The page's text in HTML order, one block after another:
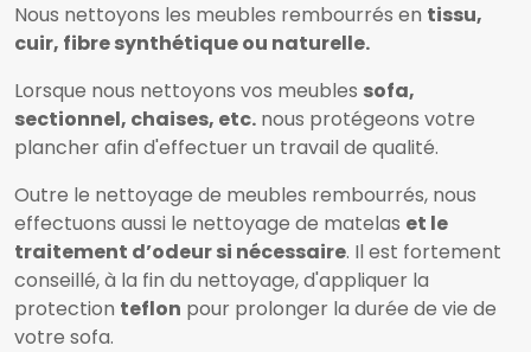
Nous nettoyons les meubles rembourrés en tissu,
cuir, fibre synthétique ou naturelle.
Lorsque nous nettoyons vos meubles sofa,
sectionnel, chaises, etc. nous protégeons votre
plancher afin d'effectuer un travail de qualité.
Outre le nettoyage de meubles rembourrés, nous
effectuons aussi le nettoyage de matelas et le
traitement d’odeur si nécessaire. Il est fortement
conseillé, à la fin du nettoyage, d'appliquer la
protection teflon pour prolonger la durée de vie de
votre sofa.